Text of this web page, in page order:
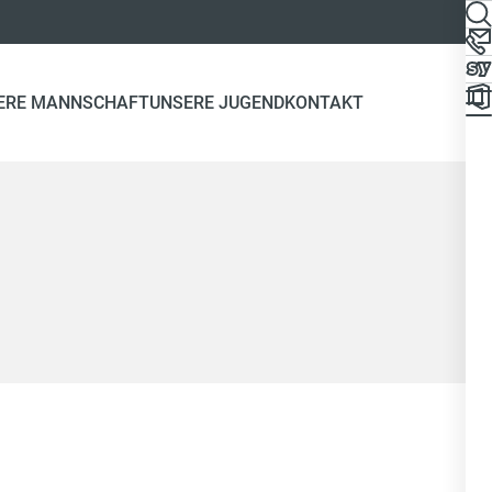
MANNSCHAFTUNSERE JUGENDKONTAKT